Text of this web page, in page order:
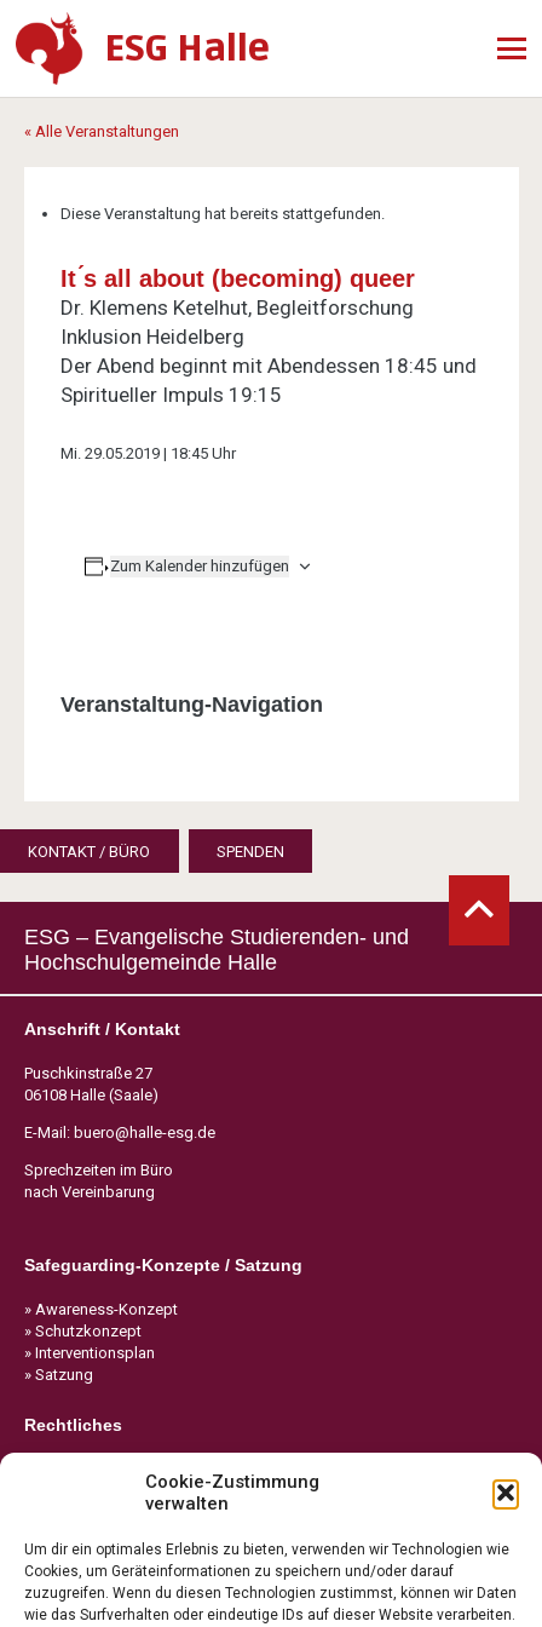
Cookie-Zustimmung
verwalten
Um dir ein optimales Erlebnis zu bieten, verwenden wir Technologien wie
Cookies, um Geräteinformationen zu speichern und/oder darauf
zuzugreifen. Wenn du diesen Technologien zustimmst, können wir Daten
wie das Surfverhalten oder eindeutige IDs auf dieser Website verarbeiten.
ESG Halle
« Alle Veranstaltungen
Diese Veranstaltung hat bereits stattgefunden.
It ́s all about (becoming) queer
Dr. Klemens Ketelhut, Begleitforschung
Inklusion Heidelberg
Der Abend beginnt mit Abendessen 18:45 und
Spiritueller Impuls 19:15
Mi. 29.05.2019 | 18:45 Uhr
Zum Kalender hinzufügen
Veranstaltung-Navigation
KONTAKT / BÜRO SPENDEN
ESG – Evangelische Studierenden- und
Hochschulgemeinde Halle
Anschrift / Kontakt
Puschkinstraße 27
06108 Halle (Saale)
E-Mail: buero@halle-esg.de
Sprechzeiten im Büro
nach Vereinbarung
Safeguarding-Konzepte / Satzung
» Awareness-Konzept
» Schutzkonzept
» Interventionsplan
» Satzung
Rechtliches
» Cookie-Richtlinie